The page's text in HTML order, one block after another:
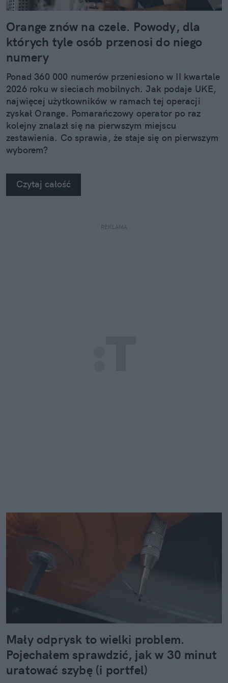
Orange znów na czele. Powody, dla
których tyle osób przenosi do niego
numery
Ponad 360 000 numerów przeniesiono w II kwartale
2026 roku w sieciach mobilnych. Jak podaje UKE,
najwięcej użytkowników w ramach tej operacji
zyskał Orange. Pomarańczowy operator po raz
kolejny znalazł się na pierwszym miejscu
zestawienia. Co sprawia, że staje się on pierwszym
wyborem?
Czytaj całość
REKLAMA
Mały odprysk to wielki problem.
Pojechałem sprawdzić, jak w 30 minut
uratować szybę (i portfel)